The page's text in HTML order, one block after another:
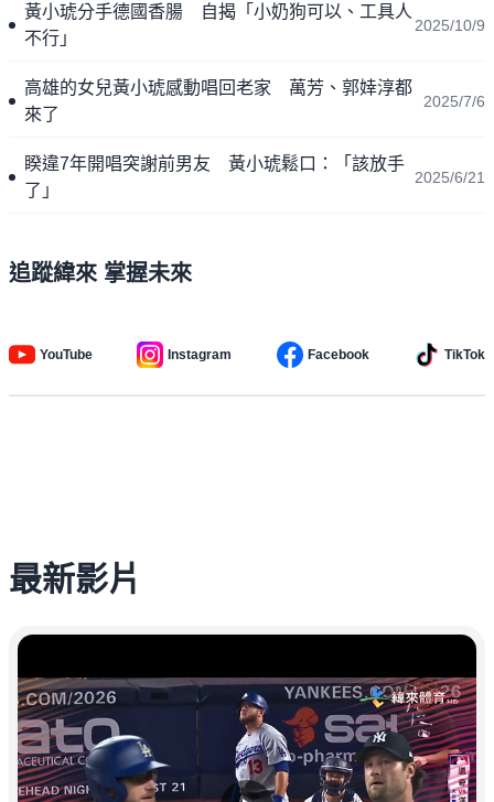
黃小琥分手德國香腸 自揭「小奶狗可以、工具人
不行」
2025/10/9
高雄的女兒黃小琥感動唱回老家 萬芳、郭婞淳都
來了
2025/7/6
睽違7年開唱突謝前男友 黃小琥鬆口：「該放手
了」
2025/6/21
追蹤緯來 掌握未來
YouTube Instagram Facebook TikTok
最新影片